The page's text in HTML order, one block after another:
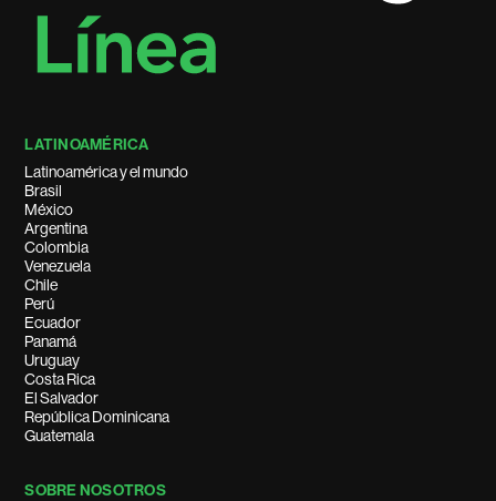
LATINOAMÉRICA
Latinoamérica y el mundo
Brasil
México
Argentina
Colombia
Venezuela
Chile
Perú
Ecuador
Panamá
Uruguay
Costa Rica
El Salvador
República Dominicana
Guatemala
SOBRE NOSOTROS